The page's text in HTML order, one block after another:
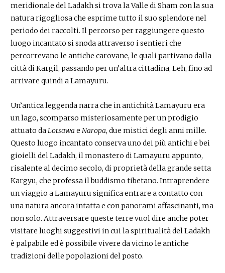
meridionale del Ladakh si trova la Valle di Sham con la sua
natura rigogliosa che esprime tutto il suo splendore nel
periodo dei raccolti. Il percorso per raggiungere questo
luogo incantato si snoda attraverso i sentieri che
percorrevano le antiche carovane, le quali partivano dalla
città di Kargil, passando per un’altra cittadina, Leh, fino ad
arrivare quindi a Lamayuru.
Un’antica leggenda narra che in antichità Lamayuru era
un lago, scomparso misteriosamente per un prodigio
attuato daLotsawa e Naropa, due mistici degli anni mille.
Questo luogo incantato conserva uno dei più antichi e bei
gioielli del Ladakh, il monastero di Lamayuru appunto,
risalente al decimo secolo, di proprietà della grande setta
Kargyu, che professa il buddismo tibetano. Intraprendere
un viaggio a Lamayuru significa entrare a contatto con
una natura ancora intatta e con panorami affascinanti, ma
non solo. Attraversare queste terre vuol dire anche poter
visitare luoghi suggestivi in cui la spiritualità del Ladakh
è palpabile ed è possibile vivere da vicino le antiche
tradizioni delle popolazioni del posto.